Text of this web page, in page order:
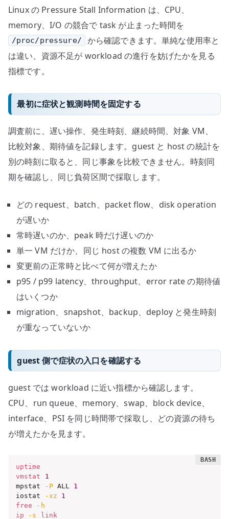
Linux の Pressure Stall Information は、CPU、
memory、I/O の競合で task が止まった時間を
/proc/pressure/
から確認できます。単純な使用率と
は違い、資源不足が workload の進行を妨げたかを見る
指標です。
最初に症状と観測時間を固定する
調査前に、遅い操作、発生時刻、継続時間、対象 VM、
比較対象、期待値を記録します。guest と host の統計を
別の時刻に取ると、同じ事象を比較できません。時刻同
期を確認し、同じ負荷区間で採取します。
どの request、batch、packet flow、disk operation
が遅いか
常時遅いのか、peak 時だけ遅いのか
単一 VM だけか、同じ host の複数 VM に出るか
変更前の正常時と比べて何が増えたか
p95 / p99 latency、throughput、error rate の期待値
はいくつか
migration、snapshot、backup、deploy と発生時刻
が重なっていないか
guest 側で症状の入口を確認する
guest では workload に近い指標から確認します。
CPU、run queue、memory、swap、block device、
interface、PSI を同じ時間帯で採取し、どの資源の待ち
が増えたかを見ます。
uptime
vmstat
1
mpstat
-P ALL 1
iostat
-xz
1
free
-h
ip
-s
link